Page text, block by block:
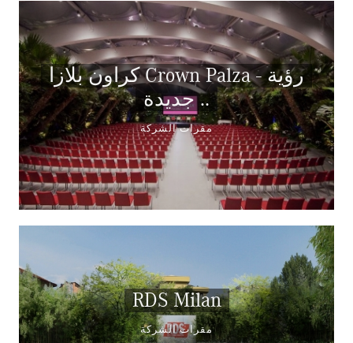
كراون بلازا Crown Palza - رؤية
جديدة ..
مقرات الشركة
RDS Milan
مقرات الشركة